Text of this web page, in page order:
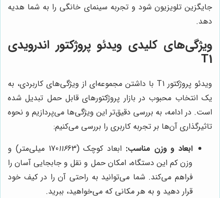
جایگزین تلویزیون شود و تجربه سینمای خانگی را به شما هدیه
دهد.
ویژگی‌های کلیدی ویدئو پروژکتور اندرویدی
T1
ویدئو پروژکتور T1 با داشتن مجموعه‌ای از ویژگی‌های کاربردی، به
یک انتخاب محبوب در بازار پروژکتورهای قابل حمل تبدیل شده
است. در ادامه، به بررسی دقیق‌تر این ویژگی‌ها می‌پردازیم و نحوه
تاثیرگذاری آن‌ها بر تجربه کاربری را بررسی می‌کنیم:
ابعاد و وزن مناسب: ابعاد کوچک (170 116
63 میلی‌متر) و
وزن کم این دستگاه، امکان حمل و نقل و جابجایی آسان را
فراهم می‌کند. شما می‌توانید به راحتی آن را در کیف خود
قرار دهید و به هر مکانی که می‌خواهید، ببرید.